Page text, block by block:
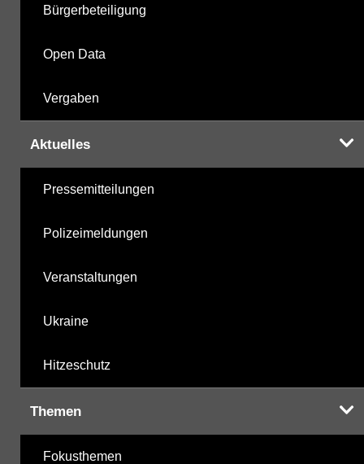
Bürgerbeteiligung
Open Data
Vergaben
Aktuelles
Pressemitteilungen
Polizeimeldungen
Veranstaltungen
Ukraine
Hitzeschutz
Themen
Fokusthemen